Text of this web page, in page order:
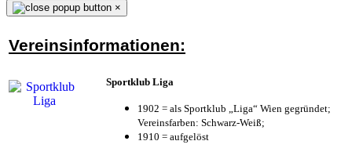
×
Vereinsinformationen:
Sportklub Liga
1902 = als Sportklub „Liga“ Wien gegründet;
Vereinsfarben: Schwarz-Weiß;
1910 = aufgelöst